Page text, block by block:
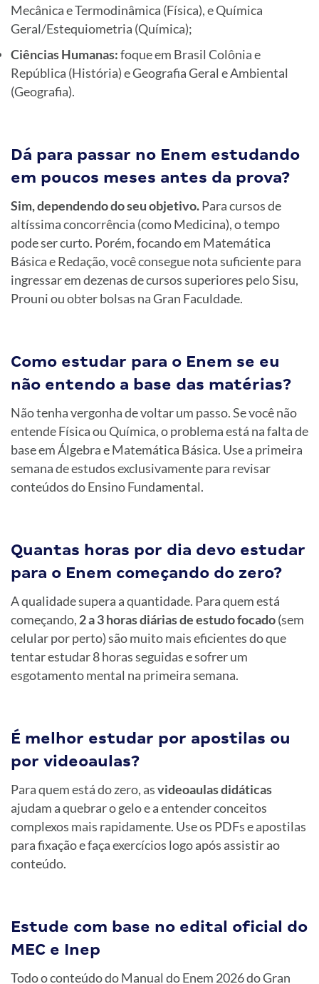
Mecânica e Termodinâmica (Física), e Química
Geral/Estequiometria (Química);
Ciências Humanas:foque em Brasil Colônia e
República (História) e Geografia Geral e Ambiental
(Geografia).
Dá para passar no Enem estudando
em poucos meses antes da prova?
Sim, dependendo do seu objetivo.Para cursos de
altíssima concorrência (como Medicina), o tempo
pode ser curto. Porém, focando em Matemática
Básica e Redação, você consegue nota suficiente para
ingressar em dezenas de cursos superiores pelo Sisu,
Prouni ou obter bolsas na Gran Faculdade.
Como estudar para o Enem se eu
não entendo a base das matérias?
Não tenha vergonha de voltar um passo. Se você não
entende Física ou Química, o problema está na falta de
base em Álgebra e Matemática Básica. Use a primeira
semana de estudos exclusivamente para revisar
conteúdos do Ensino Fundamental.
Quantas horas por dia devo estudar
para o Enem começando do zero?
A qualidade supera a quantidade. Para quem está
começando, 2 a 3 horas diárias de estudo focado(sem
celular por perto) são muito mais eficientes do que
tentar estudar 8 horas seguidas e sofrer um
esgotamento mental na primeira semana.
É melhor estudar por apostilas ou
por videoaulas?
Para quem está do zero, asvideoaulas didáticas
ajudam a quebrar o gelo e a entender conceitos
complexos mais rapidamente. Use os PDFs e apostilas
para fixação e faça exercícios logo após assistir ao
conteúdo.
Estude com base no edital oficial do
MEC e Inep
Todo o conteúdo do Manual do Enem 2026 do Gran